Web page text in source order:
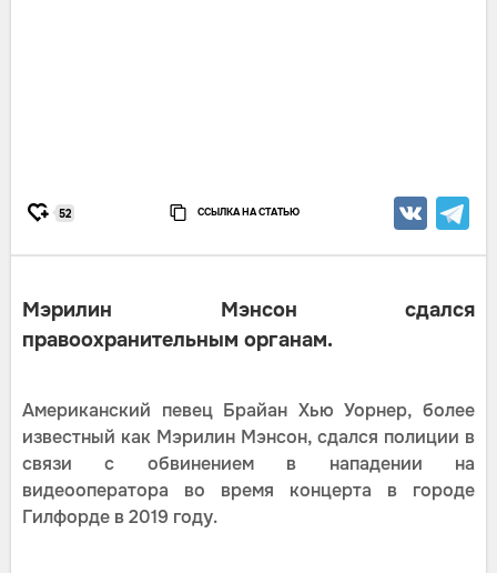
52 ССЫЛКА НА СТАТЬЮ
Мэрилин Мэнсон сдался
правоохранительным органам.
Американский певец Брайан Хью Уорнер, более
известный как Мэрилин Мэнсон, сдался полиции в
связи с обвинением в нападении на
видеооператора во время концерта в городе
Гилфорде в 2019 году.